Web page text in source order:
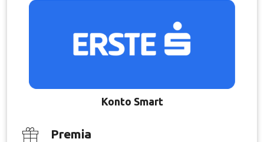
Konto Smart
Premia